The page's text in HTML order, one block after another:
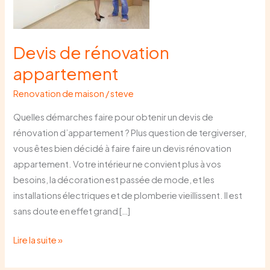
Devis de rénovation
appartement
Renovation de maison /steve
Quelles démarches faire pour obtenir un devis de
rénovation d’appartement ? Plus question de tergiverser,
vous êtes bien décidé à faire faire un devis rénovation
appartement. Votre intérieur ne convient plus à vos
besoins, la décoration est passée de mode, et les
installations électriques et de plomberie vieillissent. Il est
sans doute en effet grand […]
Lire la suite »